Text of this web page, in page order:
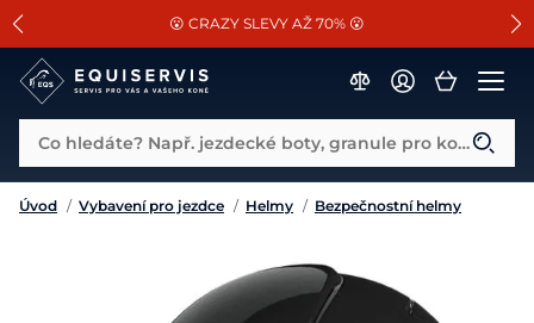
SLEVA 13% na vše od Cassini!
😮 CRAZY SLEVY AŽ 70% 😮
📐Pasování a doplňky k vybraným sedlům ZDARMA 🐴
Co hledáte? Např. jezdecké boty, granule pro koně...
Úvod / Vybavení pro jezdce / Helmy / Bezpečnostní helmy